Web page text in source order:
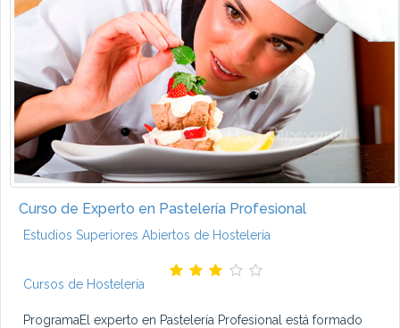
Curso de Experto en Pastelería Profesional
Estudios Superiores Abiertos de Hostelería
Cursos de Hostelería
ProgramaEl experto en Pastelería Profesional está formado